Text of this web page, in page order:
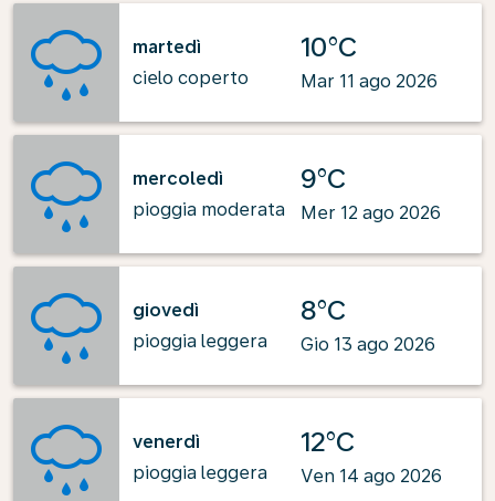
martedì
cielo coperto
10°C
Mar 11 ago 2026
mercoledì
pioggia moderata
9°C
Mer 12 ago 2026
giovedì
pioggia leggera
8°C
Gio 13 ago 2026
venerdì
pioggia leggera
12°C
Ven 14 ago 2026